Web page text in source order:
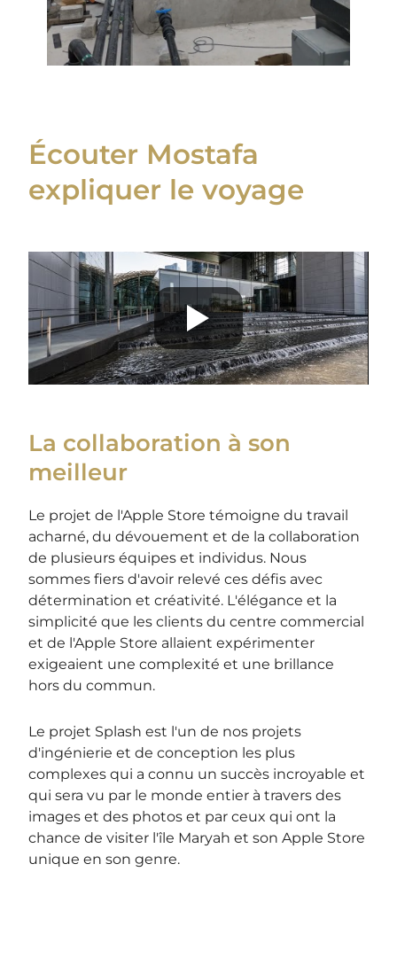
Écouter Mostafa
expliquer le voyage
La collaboration à son
meilleur
Le projet de l'Apple Store témoigne du travail
acharné, du dévouement et de la collaboration
de plusieurs équipes et individus. Nous
sommes fiers d'avoir relevé ces défis avec
détermination et créativité. L'élégance et la
simplicité que les clients du centre commercial
et de l'Apple Store allaient expérimenter
exigeaient une complexité et une brillance
hors du commun.
Le projet Splash est l'un de nos projets
d'ingénierie et de conception les plus
complexes qui a connu un succès incroyable et
qui sera vu par le monde entier à travers des
images et des photos et par ceux qui ont la
chance de visiter l'île Maryah et son Apple Store
unique en son genre.